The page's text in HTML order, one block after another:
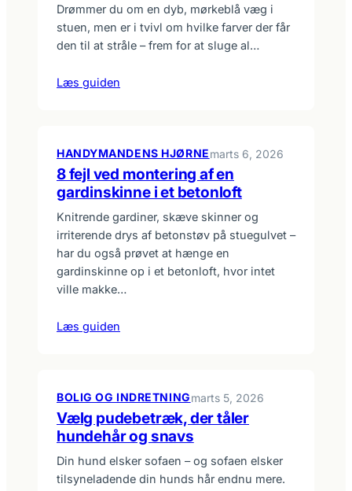
Drømmer du om en dyb, mørkeblå væg i
stuen, men er i tvivl om hvilke farver der får
den til at stråle – frem for at sluge al…
Læs guiden
HANDYMANDENS HJØRNEmarts 6, 2026
8 fejl ved montering af en
gardinskinne i et betonloft
Knitrende gardiner, skæve skinner og
irriterende drys af betonstøv på stuegulvet –
har du også prøvet at hænge en
gardinskinne op i et betonloft, hvor intet
ville makke…
Læs guiden
BOLIG OG INDRETNINGmarts 5, 2026
Vælg pudebetræk, der tåler
hundehår og snavs
Din hund elsker sofaen – og sofaen elsker
tilsyneladende din hunds hår endnu mere.